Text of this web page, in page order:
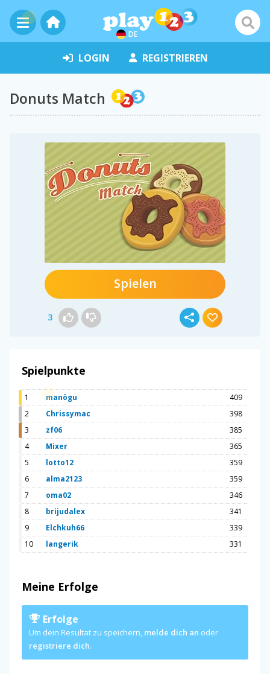
DE
LOGIN REGISTRIEREN
Donuts Match
Spielen
3
Spielpunkte
1 manögu
409
2
Chrissymac
398
3
zf06
385
4
Mixer
365
5
lotto12
359
6
alma2123
359
7
oma02
346
8
brijudalex
341
9
Elchkuh66
339
10
langerik 331
Meine Erfolge
Erfolge
Um dein Resultat zu speichern, melde dich an oder
registriere dich.